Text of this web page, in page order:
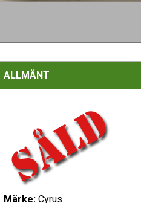
ALLMÄNT
Märke:Cyrus